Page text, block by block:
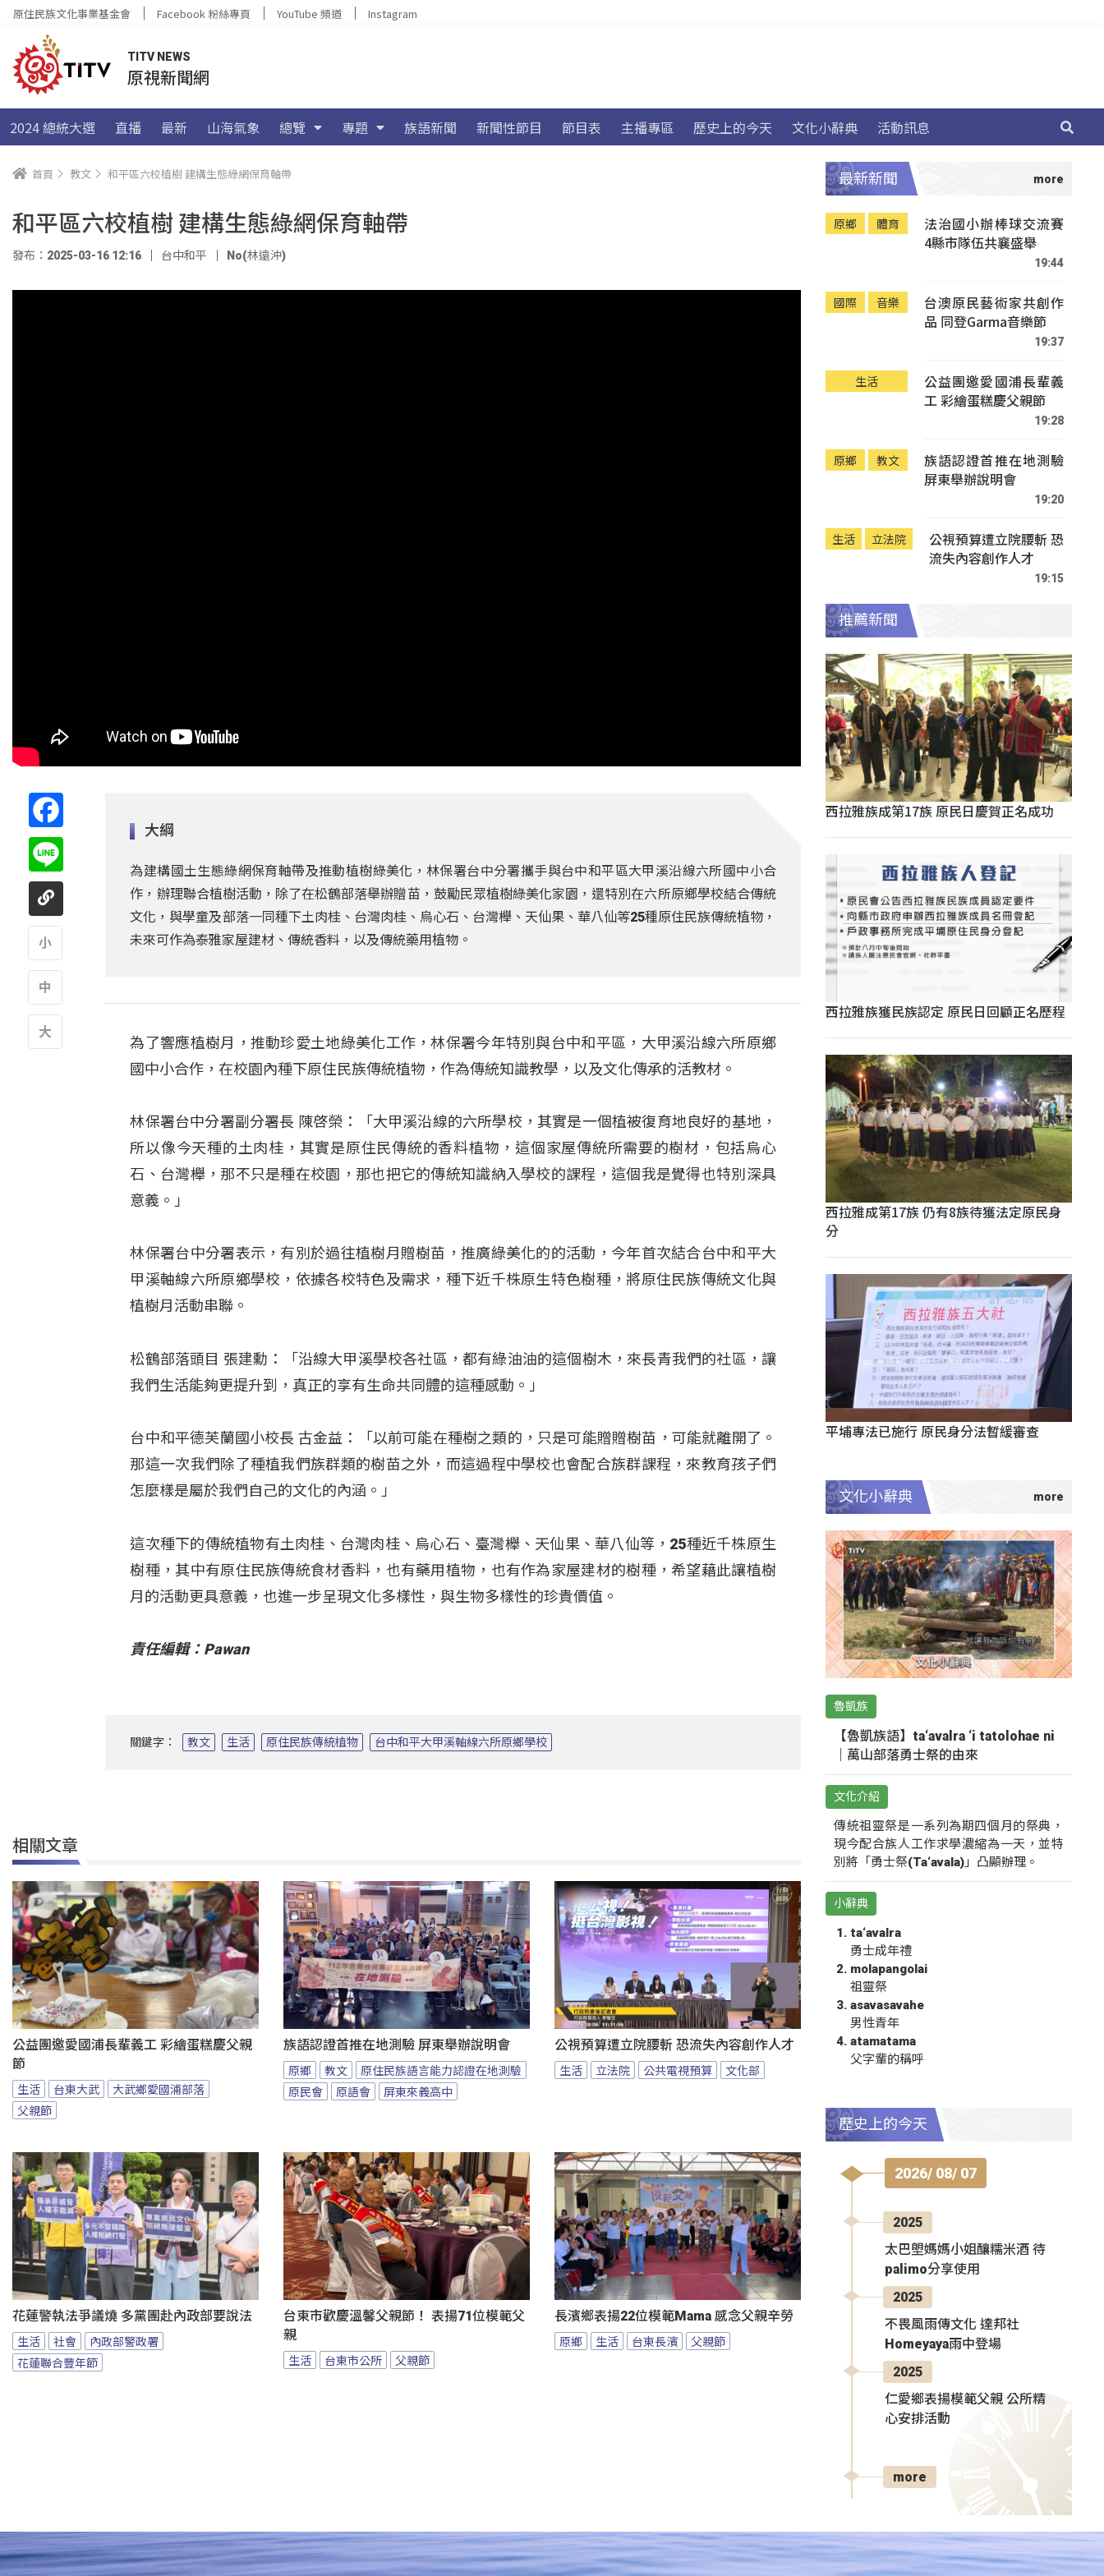
原住民族文化事業基金會 Facebook 粉絲專頁 YouTube 頻道 Instagram
TITV NEWS
原視新聞網
2024 總統大選 直播 最新 山海氣象 總覽 專題 族語新聞 新聞性節目 節目表 主播專區 歷史上的今天 文化小辭典 活動訊息
首頁 教文 和平區六校植樹 建構生態綠網保育軸帶
和平區六校植樹 建構生態綠網保育軸帶
發布：2025-03-16 12:16 台中和平 No(林遠沖)
大綱
為建構國土生態綠網保育軸帶及推動植樹綠美化，林保署台中分署攜手與台中和平區大甲溪沿線六所國中小合
作，辦理聯合植樹活動，除了在松鶴部落舉辦贈苗，鼓勵民眾植樹綠美化家園，還特別在六所原鄉學校結合傳統
文化，與學童及部落一同種下土肉桂、台灣肉桂、烏心石、台灣櫸、天仙果、華八仙等25種原住民族傳統植物，
未來可作為泰雅家屋建材、傳統香料，以及傳統藥用植物。
為了響應植樹月，推動珍愛土地綠美化工作，林保署今年特別與台中和平區，大甲溪沿線六所原鄉
國中小合作，在校園內種下原住民族傳統植物，作為傳統知識教學，以及文化傳承的活教材。
林保署台中分署副分署長 陳啓榮：「大甲溪沿線的六所學校，其實是一個植被復育地良好的基地，
所以像今天種的土肉桂，其實是原住民傳統的香料植物，這個家屋傳統所需要的樹材，包括烏心
石、台灣櫸，那不只是種在校園，那也把它的傳統知識納入學校的課程，這個我是覺得也特別深具
意義。」
林保署台中分署表示，有別於過往植樹月贈樹苗，推廣綠美化的的活動，今年首次結合台中和平大
甲溪軸線六所原鄉學校，依據各校特色及需求，種下近千株原生特色樹種，將原住民族傳統文化與
植樹月活動串聯。
松鶴部落頭目 張建勳：「沿線大甲溪學校各社區，都有綠油油的這個樹木，來長青我們的社區，讓
我們生活能夠更提升到，真正的享有生命共同體的這種感動。」
台中和平德芙蘭國小校長 古金益：「以前可能在種樹之類的，只是可能贈贈樹苗，可能就離開了。
那這一次我們除了種植我們族群類的樹苗之外，而這過程中學校也會配合族群課程，來教育孩子們
怎麼樣是屬於我們自己的文化的內涵。」
這次種下的傳統植物有土肉桂、台灣肉桂、烏心石、臺灣櫸、天仙果、華八仙等，25種近千株原生
樹種，其中有原住民族傳統食材香料，也有藥用植物，也有作為家屋建材的樹種，希望藉此讓植樹
月的活動更具意義，也進一步呈現文化多樣性，與生物多樣性的珍貴價值。
責任編輯：Pawan
關鍵字： 教文 生活 原住民族傳統植物 台中和平大甲溪軸線六所原鄉學校
相關文章
公益團邀愛國浦長輩義工 彩繪蛋糕慶父親
節
生活 台東大武
大武鄉愛國浦部落
父親節
族語認證首推在地測驗 屏東舉辦說明會
原鄉 教文
原住民族語言能力認證在地測驗
原民會
原語會 屏東來義高中
公視預算遭立院腰斬 恐流失內容創作人才
生活 立法院 公共電視預算 文化部
花蓮警執法爭議燒 多黨團赴內政部要說法
生活 社會
內政部警政署
花蓮聯合豐年節
台東市歡慶溫馨父親節！ 表揚71位模範父
親
生活 台東市公所 父親節
長濱鄉表揚22位模範Mama 感念父親辛勞
原鄉 生活 台東長濱 父親節
最新新聞
原鄉 體育
法治國小辦棒球交流賽
4縣市隊伍共襄盛舉
19:44
國際 音樂
台澳原民藝術家共創作
品 同登Garma音樂節
19:37
生活
公益團邀愛國浦長輩義
工 彩繪蛋糕慶父親節
19:28
原鄉 教文
族語認證首推在地測驗
屏東舉辦說明會
19:20
生活 立法院
公視預算遭立院腰斬 恐
流失內容創作人才
19:15
推薦新聞
西拉雅族成第17族 原民日慶賀正名成功
西拉雅族獲民族認定 原民日回顧正名歷程
西拉雅成第17族 仍有8族待獲法定原民身
分
平埔專法已施行 原民身分法暫緩審查
文化小辭典
魯凱族
【魯凱族語】ta‘avalra ‘i tatolohae ni
｜萬山部落勇士祭的由來
文化介紹
傳統祖靈祭是一系列為期四個月的祭典，
現今配合族人工作求學濃縮為一天，並特
別將「勇士祭(Ta‘avala)」凸顯辦理。
小辭典
ta‘avalra
勇士成年禮
molapangolai
祖靈祭
asavasavahe
男性青年
atamatama
父字輩的稱呼
歷史上的今天
2026/ 08/ 07
2025
太巴塱媽媽小姐釀糯米酒 待
palimo分享使用
2025
不畏風雨傳文化 達邦社
Homeyaya雨中登場
2025
仁愛鄉表揚模範父親 公所精
心安排活動
more